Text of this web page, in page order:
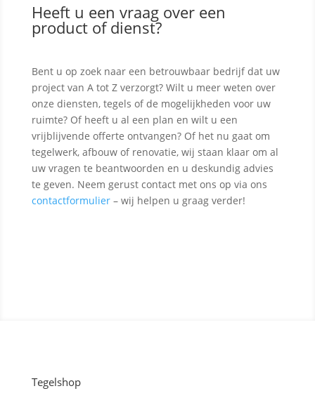
Heeft u een vraag over een
product of dienst?
Bent u op zoek naar een betrouwbaar bedrijf dat uw
project van A tot Z verzorgt? Wilt u meer weten over
onze diensten, tegels of de mogelijkheden voor uw
ruimte? Of heeft u al een plan en wilt u een
vrijblijvende offerte ontvangen? Of het nu gaat om
tegelwerk, afbouw of renovatie, wij staan klaar om al
uw vragen te beantwoorden en u deskundig advies
te geven. Neem gerust contact met ons op via ons
contactformulier– wij helpen u graag verder!
Tegelshop